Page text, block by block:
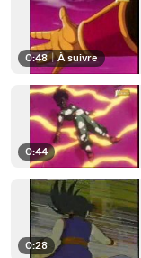
0:48 | À suivre
0:44
0:28